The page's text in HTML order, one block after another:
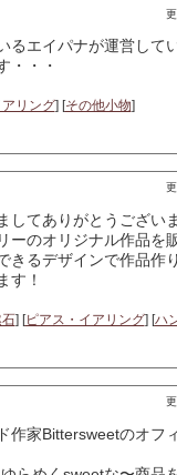
るエイパナが運営して
・・・
リング] [その他小物]
してありがとうござい
ーのオリジナル作品を
きるデザインで作品作
す！
] [ピアス・イアリング] [ハ
作家Bittersweetのオフ